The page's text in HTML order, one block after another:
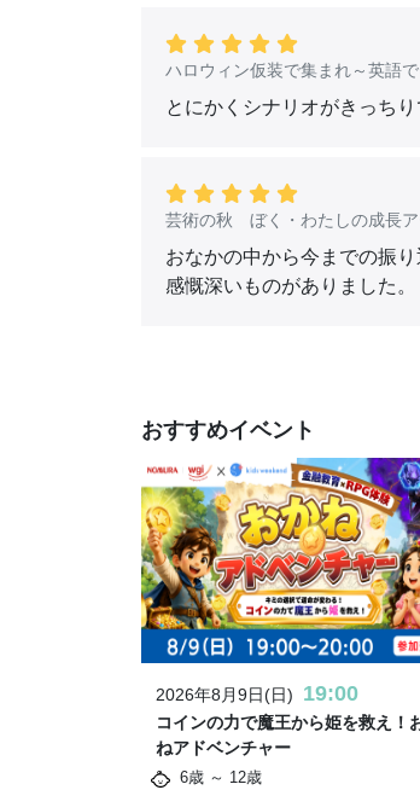
ハロウィン仮装で集まれ～英語
とにかくシナリオがきっち
芸術の秋 ぼく・わたしの成長
おなかの中から今までの振
感慨深いものがありました。
おすすめイベント
2026年8月9日(日) 19:00
コインの力で魔王から姫を救え！
ねアドベンチャー
6歳 ～ 12歳